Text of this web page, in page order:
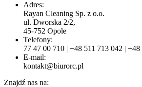
Adres:
Rayan Cleaning Sp. z o.o.
ul. Dworska 2/2,
45-752 Opole
Telefony:
77 47 00 710 | +48 511 713 042 | +48
E-mail:
kontakt@biurorc.pl
Znajdź nas na: